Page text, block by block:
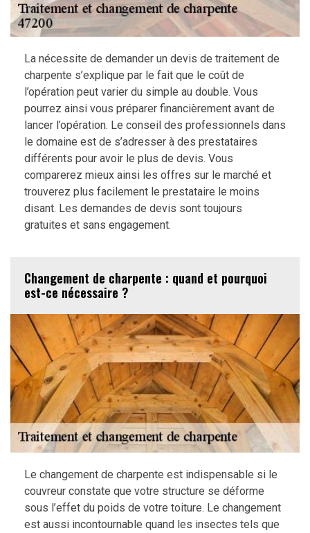
La nécessite de demander un devis de traitement de
charpente s’explique par le fait que le coût de
l’opération peut varier du simple au double. Vous
pourrez ainsi vous préparer financièrement avant de
lancer l’opération. Le conseil des professionnels dans
le domaine est de s’adresser à des prestataires
différents pour avoir le plus de devis. Vous
comparerez mieux ainsi les offres sur le marché et
trouverez plus facilement le prestataire le moins
disant. Les demandes de devis sont toujours
gratuites et sans engagement.
Changement de charpente : quand et pourquoi
est-ce nécessaire ?
Le changement de charpente est indispensable si le
couvreur constate que votre structure se déforme
sous l’effet du poids de votre toiture. Le changement
est aussi incontournable quand les insectes tels que